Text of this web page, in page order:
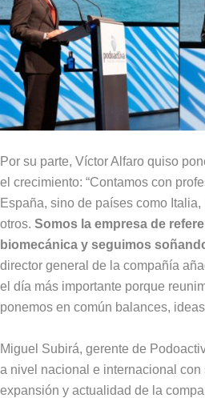
Por su parte, Víctor Alfaro quiso
el crecimiento: “Contamos con
España, sino de países como
otros. Somos la empresa de
biomecánica y seguimos
director general de la compañía
el día más importante porque
ponemos en común balances,
Miguel Subirá, gerente de
a nivel nacional e internacional con
expansión y actualidad de la